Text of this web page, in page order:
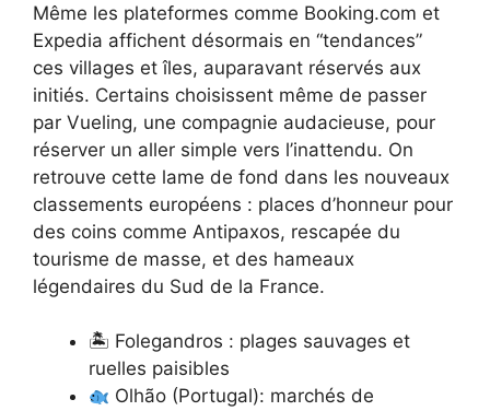
Même les plateformes comme Booking.com et
Expedia affichent désormais en “tendances”
ces villages et îles, auparavant réservés aux
initiés. Certains choisissent même de passer
par Vueling, une compagnie audacieuse, pour
réserver un aller simple vers l’inattendu. On
retrouve cette lame de fond dans les nouveaux
classements européens : places d’honneur pour
des coins comme Antipaxos, rescapée du
tourisme de masse, et des hameaux
légendaires du Sud de la France.
🏝 Folegandros : plages sauvages et
ruelles paisibles
Olhão (Portugal): marchés de